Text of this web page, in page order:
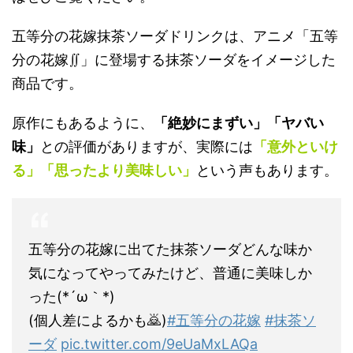
五等分の花嫁抹茶ソーダドリンクは、アニメ「五等
分の花嫁∬」に登場する抹茶ソーダをイメージした
商品です。
原作にもあるように、
「絶妙にまずい」「ヤバい
味」
との評価がありますが、実際には 「意外といけ
る」「思ったより美味しい」
という声もあります。
五等分の花嫁に出てた抹茶ソーダどんな味か
気になってやってみたけど、普通に美味しか
った(*´ω｀*)
(個人差によるかも🙇)#五等分の花嫁 #抹茶ソ
ーダ pic.twitter.com/9eUaMxLAQa